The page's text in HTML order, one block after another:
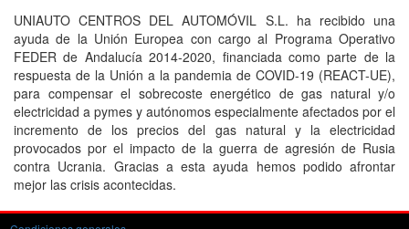
UNIAUTO CENTROS DEL AUTOMÓVIL S.L. ha recibido una
ayuda de la Unión Europea con cargo al Programa Operativo
FEDER de Andalucía 2014-2020, financiada como parte de la
respuesta de la Unión a la pandemia de COVID-19 (REACT-UE),
para compensar el sobrecoste energético de gas natural y/o
electricidad a pymes y autónomos especialmente afectados por el
incremento de los precios del gas natural y la electricidad
provocados por el impacto de la guerra de agresión de Rusia
contra Ucrania. Gracias a esta ayuda hemos podido afrontar
mejor las crisis acontecidas.